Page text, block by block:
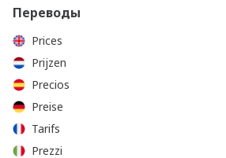
Переводы
Prices
Prijzen
Precios
Preise
Tarifs
Prezzi